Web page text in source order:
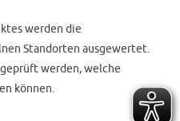
werden die
Standorten ausgewertet.
werden, welche
können.